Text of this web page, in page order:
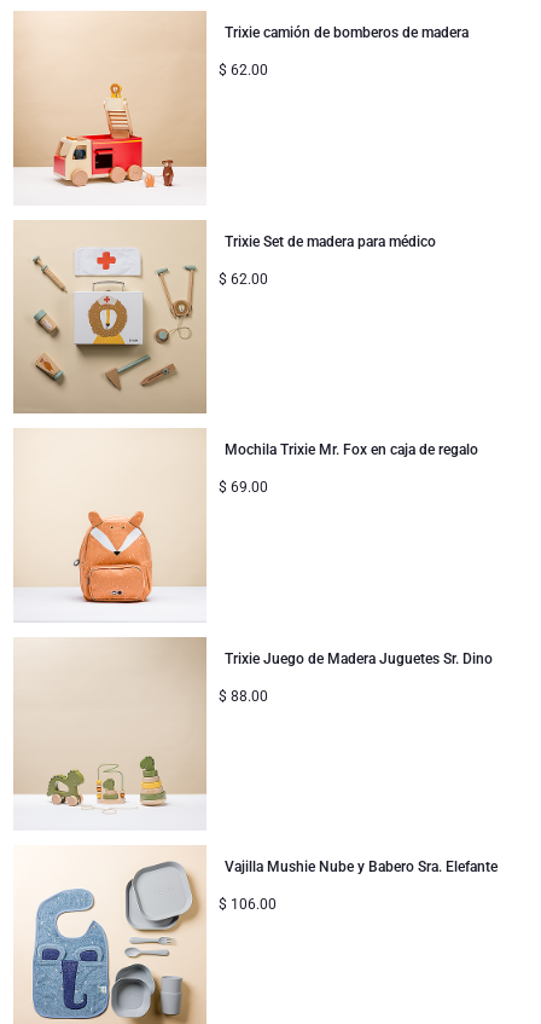
Champán Lanson
Champán Moet & Chandon
Neuhaus chocolates
Champán Pommery
Trixie bebé & niños
Regalar Veuve Clicquot
Regalos de cumpleaños
Regalos de empresa
Regalos de boda
Proficiat
Regalos de agradecimiento
Regalos románticos
Regalos para ella
Mejórate
Regalos de Navidad
Colección Corporativa
Trixie camión de bomberos de madera
$ 62.00
Trixie Set de madera para médico
$ 62.00
Mochila Trixie Mr. Fox en caja de regalo
$ 69.00
Trixie Juego de Madera Juguetes Sr. Dino
$ 88.00
Vajilla Mushie Nube y Babero Sra. Elefante
$ 106.00